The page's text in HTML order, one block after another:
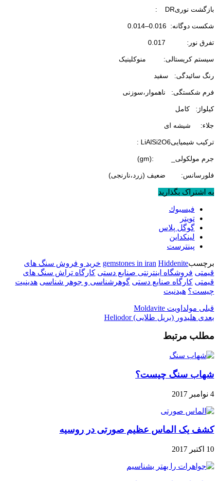
بازگشت نوری: DR
شکست دوگانه: 0.016 –
0.014
تفرق نور: 0.017
سیستم کریستالی: منوکلینیک
رنگ سائیدگی: سفید
فرم شکستگی: ناهموار،سوزنی
کیلواژ: کامل
جلاء: شیشه ای
ترکیب شیمیایی: LiAlSi2O6
جرم مولکولی (gm): _
فلورسانس: ضعیف (زرد،نارنجی(
به اشتراک بگذارید
فيسبوك
تويتر
گوگل پلاس
لینکداین
پینترست
برچسب gemstones in iran Hiddenite
خرید و فروش سنگ های
قیمتی فروشگاه اینترنتی صنایع دستی کارگاه تراش سنگ های
قیمتی کارگاه صنایع دستی گوهرشناسی و جوهر شناسی هدینیت
چیست؟ هیدنیت
قبلی مولداویت Moldavite
بعدی هلیدور (بریل طلایی) Heliodor
مطلب مرتبط
شهاب سنگ چیست؟
4 نوامبر 2017
کشف یک الماس عظیم صورتی در روسیه
10 اکتبر 2017